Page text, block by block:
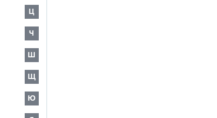
Ц
Ч
Ш
Щ
Ю